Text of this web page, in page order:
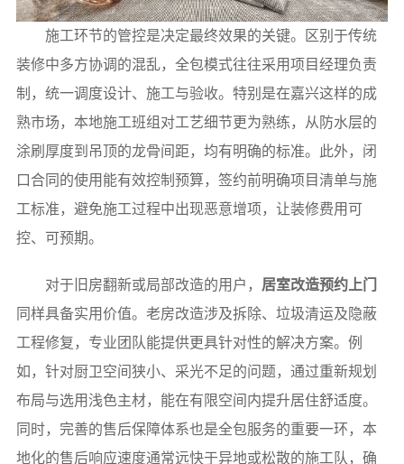
施工环节的管控是决定最终效果的关键。区别于传统
装修中多方协调的混乱，全包模式往往采用项目经理负责
制，统一调度设计、施工与验收。特别是在嘉兴这样的成
熟市场，本地施工班组对工艺细节更为熟练，从防水层的
涂刷厚度到吊顶的龙骨间距，均有明确的标准。此外，闭
口合同的使用能有效控制预算，签约前明确项目清单与施
工标准，避免施工过程中出现恶意增项，让装修费用可
控、可预期。
对于旧房翻新或局部改造的用户， 居室改造预约上门
同样具备实用价值。老房改造涉及拆除、垃圾清运及隐蔽
工程修复，专业团队能提供更具针对性的解决方案。例
如，针对厨卫空间狭小、采光不足的问题，通过重新规划
布局与选用浅色主材，能在有限空间内提升居住舒适度。
同时，完善的售后保障体系也是全包服务的重要一环，本
地化的售后响应速度通常远快于异地或松散的施工队，确